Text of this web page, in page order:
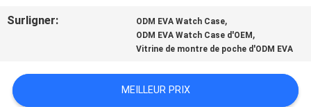
PRIVACY
Surligner: ODM EVA Watch Case,
ODM EVA Watch Case d'OEM ,
Vitrine de montre de poche d'ODM EVA
MEILLEUR PRIX